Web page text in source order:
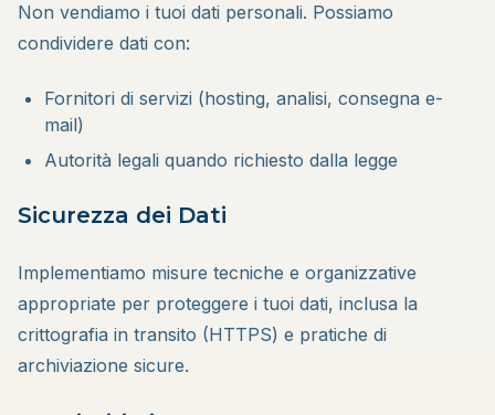
Non vendiamo i tuoi dati personali. Possiamo
condividere dati con:
Fornitori di servizi (hosting, analisi, consegna e-
mail)
Autorità legali quando richiesto dalla legge
Sicurezza dei Dati
Implementiamo misure tecniche e organizzative
appropriate per proteggere i tuoi dati, inclusa la
crittografia in transito (HTTPS) e pratiche di
archiviazione sicure.